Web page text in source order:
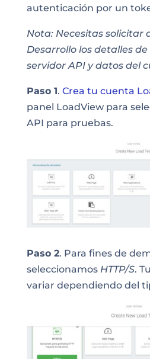
autenticación por un
Nota: Necesitas solicitar
Desarrollo los detalles
servidor API y datos del
Paso 1. Crea tu cuenta
panel LoadView para
API para pruebas.
Paso 2. Para fines de
seleccionamos HTTP/S.
variar dependiendo del